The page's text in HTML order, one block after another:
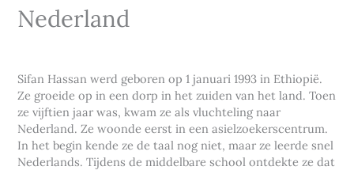
Nederland
Sifan Hassan werd geboren op 1 januari 1993 in Ethiopië.
Ze groeide op in een dorp in het zuiden van het land. Toen
ze vijftien jaar was, kwam ze als vluchteling naar
Nederland. Ze woonde eerst in een asielzoekerscentrum.
In het begin kende ze de taal nog niet, maar ze leerde snel
Nederlands. Tijdens de middelbare school ontdekte ze dat